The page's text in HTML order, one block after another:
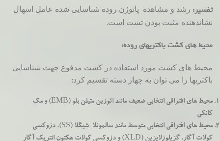
تفسیر: رشد و مشاهده پاتوژن روده شناسایی شده عامل اسهال
نشاندهنده مثبت بودن تست است.
محیط های کشت باکتریهای روده:
محیط های کشت مورد استفاده در کشت مدفوع جهت شناسایی
باکتریها را می توان به چهار دسته تقسیم کرد:
محیط های افتراقی انتخابی ضعیف مانند ائوزین متیلن بلو (EMB) و مک
کانکی
محیط های افتراقی انتخابی متوسط مانند سالمونلا-شیگلا (SS)، دزوکسی
کولات آگار، گزیلوزلایزین (XLD) و دزوکسی کولات هکتون انتریک آگار